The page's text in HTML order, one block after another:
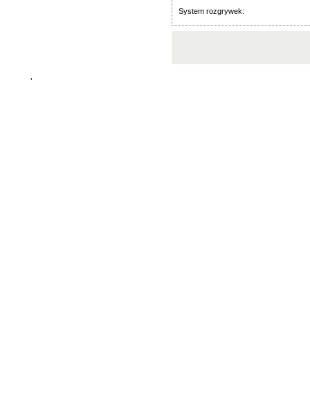
System rozgrywek:
'